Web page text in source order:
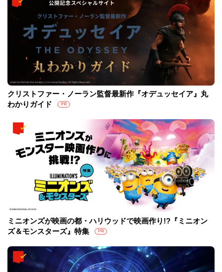
クリストファー・ノーラン監督最新作『オデュッセイア』丸
わかりガイド
PR
ミニオンズが映画の都・ハリウッドで映画作り!?『ミニオン
ズ＆モンスターズ』特集
PR